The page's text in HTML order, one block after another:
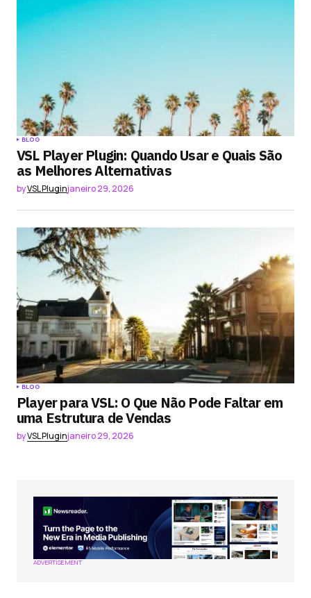
BLOG
VSL Player Plugin: Quando Usar e Quais São
as Melhores Alternativas
byVSL Pluginjaneiro 29, 2026
BLOG
Player para VSL: O Que Não Pode Faltar em
uma Estrutura de Vendas
byVSL Pluginjaneiro 29, 2026
ADVERTISEMENT